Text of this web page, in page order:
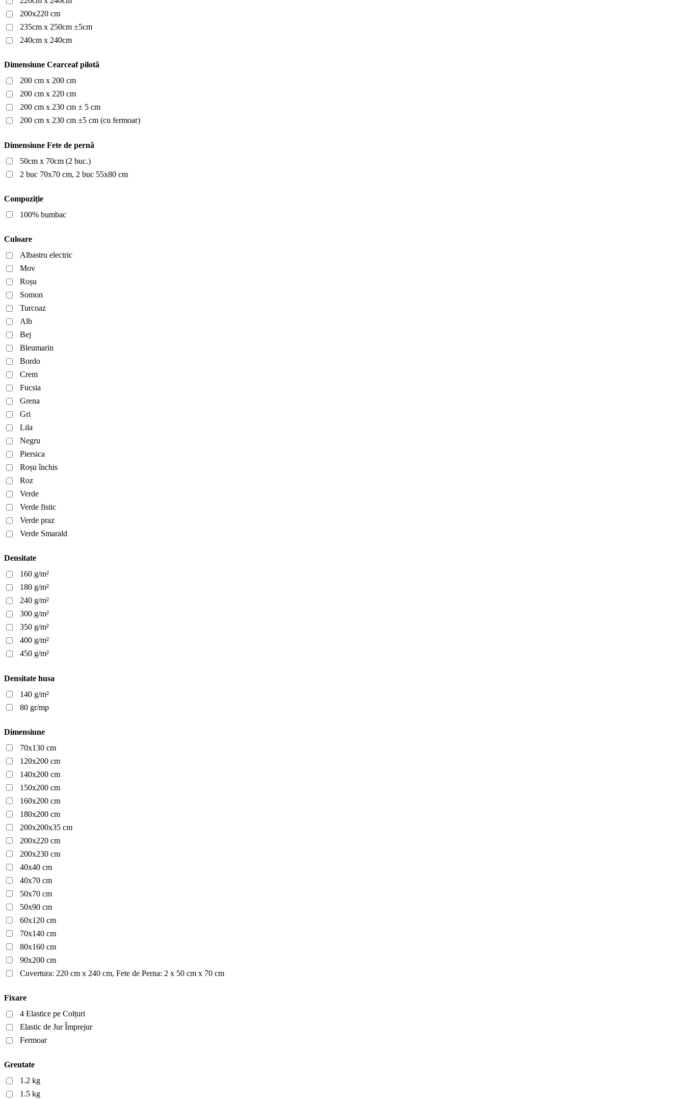
200x220 cm
235cm x 250cm ±5cm
240cm x 240cm
Dimensiune Cearceaf pilotă
200 cm x 200 cm
200 cm x 220 cm
200 cm x 230 cm ± 5 cm
200 cm x 230 cm ±5 cm (cu fermoar)
Dimensiune Fete de pernă
50cm x 70cm (2 buc.)
2 buc 70x70 cm, 2 buc 55x80 cm
Compoziție
100% bumbac
Culoare
Albastru electric
Mov
Roșu
Somon
Turcoaz
Alb
Bej
Bleumarin
Bordo
Crem
Fucsia
Grena
Gri
Lila
Negru
Piersica
Roșu închis
Roz
Verde
Verde fistic
Verde praz
Verde Smarald
Densitate
160 g/m²
180 g/m²
240 g/m²
300 g/m²
350 g/m²
400 g/m²
450 g/m²
Densitate husa
140 g/m²
80 gr/mp
Dimensiune
70x130 cm
120x200 cm
140x200 cm
150x200 cm
160x200 cm
180x200 cm
200x200x35 cm
200x220 cm
200x230 cm
40x40 cm
40x70 cm
50x70 cm
50x90 cm
60x120 cm
70x140 cm
80x160 cm
90x200 cm
Cuvertura: 220 cm x 240 cm, Fete de Perna: 2 x 50 cm x 70 cm
Fixare
4 Elastice pe Colțuri
Elastic de Jur Împrejur
Fermoar
Greutate
1.2 kg
1.5 kg